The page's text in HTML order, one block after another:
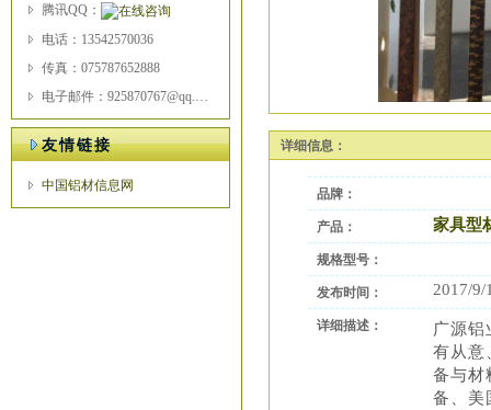
腾讯QQ：
电话：13542570036
传真：075787652888
电子邮件：925870767@qq.com
友情链接
中国铝材信息网
详细信息：
品牌：
产品： 家具型
规格型号：
发布时间： 2017/9/
详细描述：
广源
有从意
备与材
备、美